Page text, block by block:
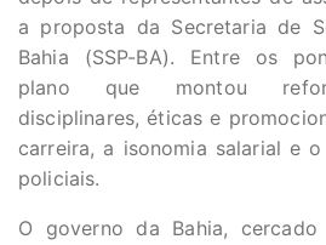
a proposta da Secretaria de
Bahia (SSP-BA). Entre os
plano que montou
disciplinares, éticas e
carreira, a isonomia salarial e
policiais.
O governo da Bahia,